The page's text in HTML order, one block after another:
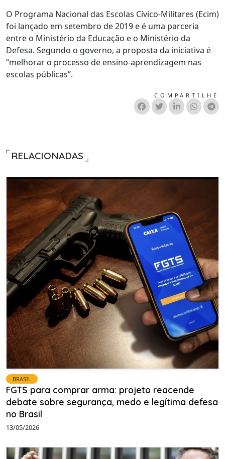
O Programa Nacional das Escolas Cívico-Militares (Ecim)
foi lançado em setembro de 2019 e é uma parceria
entre o Ministério da Educação e o Ministério da
Defesa. Segundo o governo, a proposta da iniciativa é
“melhorar o processo de ensino-aprendizagem nas
escolas públicas”.
COMPARTILHE
RELACIONADAS
BRASIL
FGTS para comprar arma: projeto reacende
debate sobre segurança, medo e legítima defesa
no Brasil
13/05/2026